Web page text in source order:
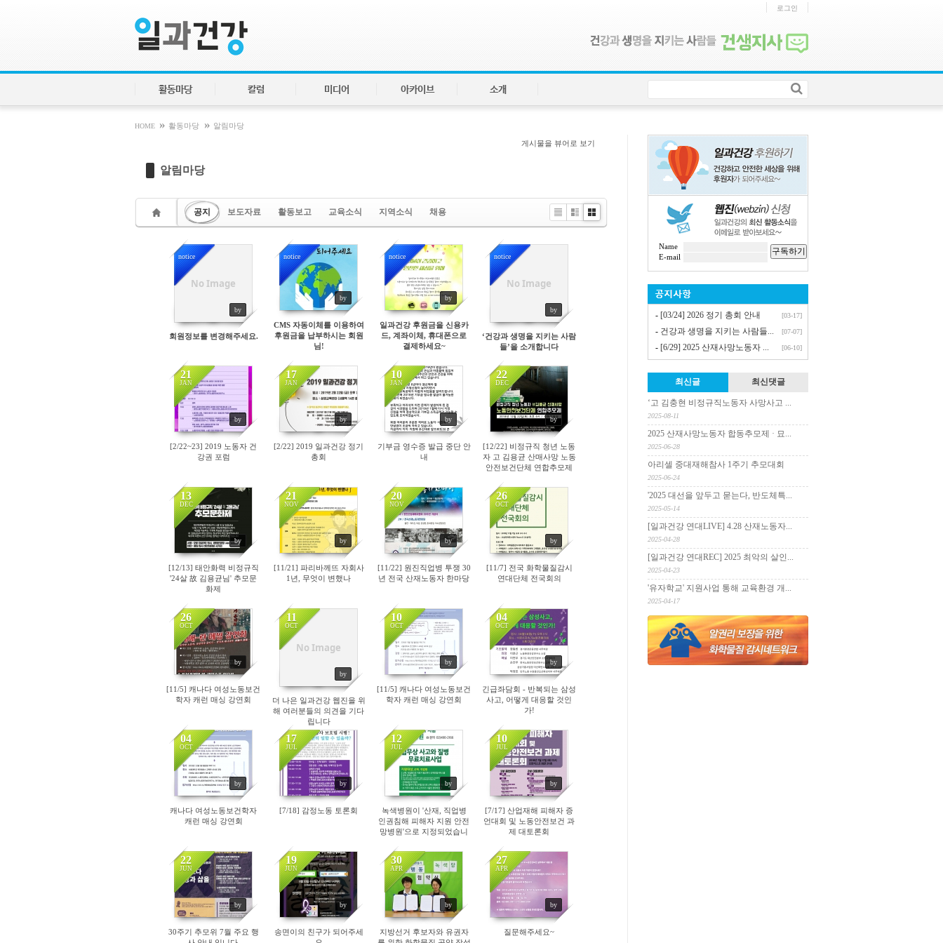
로그인
활동마당 칼럼 미디어 아카이브 소개
HOME » 활동마당 » 알림마당
게시물을 뷰어로 보기
알림마당
공지 보도자료 활동보고 교육소식 지역소식
채용
Li
Zi
G
No Image
notice
by
회원정보를 변경해주세요.
notice
by
1267734
CMS 자동이체를 이용하여
후원금을 납부하시는 회원
님!
notice
by
1447895
일과건강 후원금을 신용카
드, 계좌이체, 휴대폰으로
결제하세요~
No Image
notice
by
‘건강과 생명을 지키는 사람
들’을 소개합니다
21
JAN
by
4886
[2/22~23] 2019 노동자 건
강권 포럼
17
JAN
by
6463
[2/22] 2019 일과건강 정기
총회
10
JAN
by
4892
기부금 영수증 발급 중단 안
내
22
DEC
by
[12/22] 비정규직 청년 노동
자 고 김용균 산매사망 노동
안전보건단체 연합추모제
13
DEC
by
4743
[12/13] 태안화력 비정규직
'24살 故 김용균님' 추모문
화제
21
NOV
by
4258
[11/21] 파리바께뜨 자회사
1년, 무엇이 변했나
20
NOV
by
4771
[11/22] 원진직업병 투쟁 30
년 전국 산재노동자 한마당
26
OCT
by
4820
[11/7] 전국 화학물질감시
연대단체 전국회의
26
OCT
by
4611
[11/5] 캐나다 여성노동보건
학자 캐런 매싱 강연회
No Image
11
OCT
by
더 나은 일과건강 웹진을 위
해 여러분들의 의견을 기다
립니다
10
OCT
by
5013
[11/5] 캐나다 여성노동보건
학자 캐런 매싱 강연회
04
OCT
by
4630
긴급좌담회 - 반복되는 삼성
사고, 어떻게 대응할 것인
가!
04
OCT
by
5111
캐나다 여성노동보건학자
캐런 매싱 강연회
17
JUL
by
4660
[7/18] 감정노동 토론회
12
JUL
by
4720
녹색병원이 '산재, 직업병
인권침해 피해자 지원 안전
망병원'으로 지정되었습니
10
JUL
by
4590
[7/17] 산업재해 피해자 증
언대회 및 노동안전보건 과
제 대토론회
22
JUN
by
4944
30주기 추모위 7월 주요 행
19
JUN
by
4931
송면이의 친구가 되어주세
30
APR
by
4965
지방선거 후보자와 유권자
27
APR
by
4931
질문해주세요~
Name 구독하기
E-mail
- [03/24] 2026 정기 총회 안내 [03-17]
- 건강과 생명을 지키는 사람들... [07-07]
- [6/29] 2025 산재사망노동자 ... [06-10]
최신글 최신댓글
‘고 김충현 비정규직노동자 사망사고 ...
2025-08-11
2025 산재사망노동자 합동추모제 · 묘...
2025-06-28
아리셀 중대재해참사 1주기 추모대회
2025-06-24
'2025 대선을 앞두고 묻는다, 반도체특...
2025-05-14
[일과건강 연대LIVE] 4.28 산재노동자...
2025-04-28
[일과건강 연대REC] 2025 최악의 살인...
2025-04-23
'유자학교' 지원사업 통해 교육환경 개...
2025-04-17